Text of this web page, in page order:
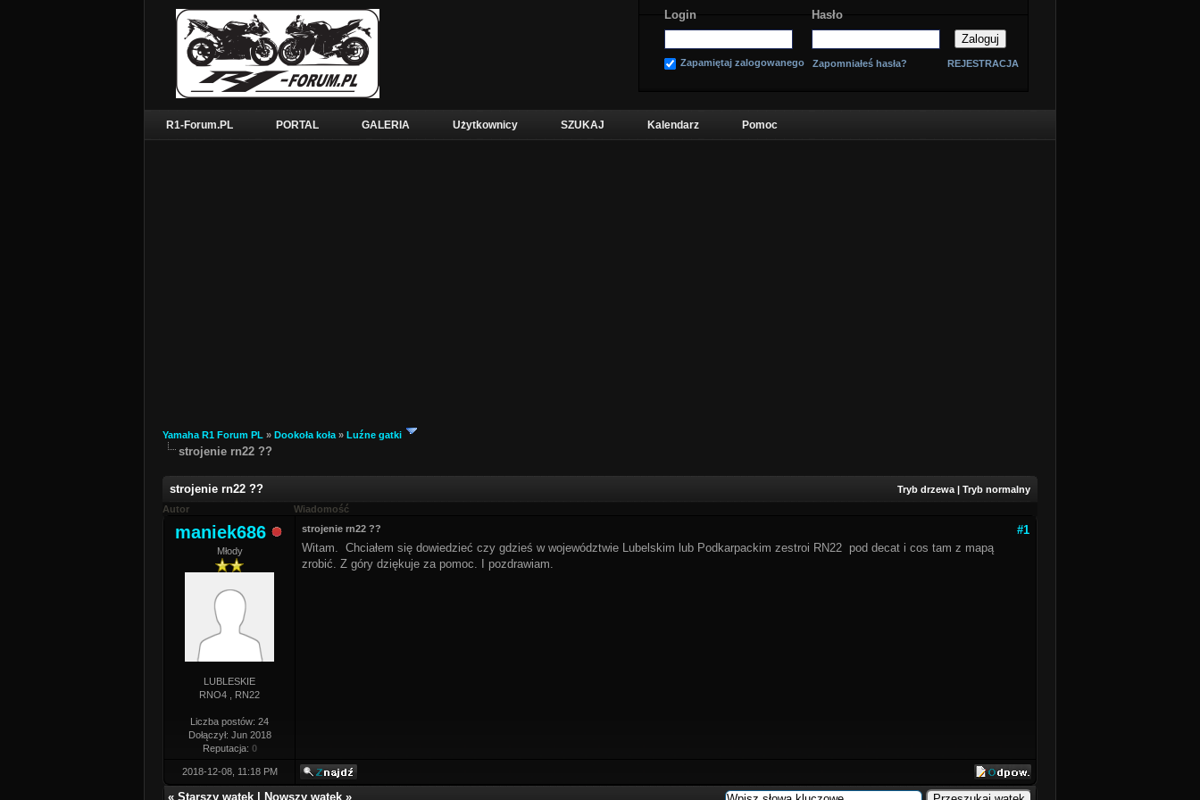
Login Hasło
Zapamiętaj zalogowanego Zapomniałeś hasła? REJESTRACJA
R1-Forum.PL PORTAL GALERIA Użytkownicy SZUKAJ Kalendarz Pomoc
Yamaha R1 Forum PL » Dookoła koła » Luźne gatki
strojenie rn22 ??
Tryb drzewa | Tryb normalny
strojenie rn22 ??
Autor Wiadomość
maniek686
Młody
LUBLESKIE
RNO4 , RN22
Liczba postów: 24
Dołączył: Jun 2018
Reputacja: 0
#1
strojenie rn22 ??
Witam. Chciałem się dowiedzieć czy gdzieś w województwie Lubelskim lub Podkarpackim zestroi RN22 pod decat i cos tam z mapą
zrobić. Z góry dziękuje za pomoc. I pozdrawiam.
2018-12-08, 11:18 PM
« Starszy wątek Nowszy wątek »